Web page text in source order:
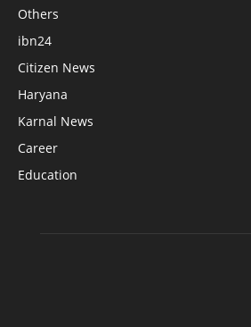
Others
ibn24
Citizen News
Haryana
Karnal News
Career
Education